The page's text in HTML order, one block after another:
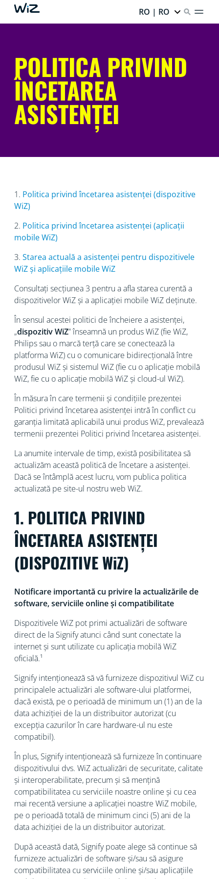
RO | RO
POLITICA PRIVIND
ÎNCETAREA
ASISTENȚEI
1. Politica privind încetarea asistenței (dispozitive
WiZ)
2. Politica privind încetarea asistenței (aplicații
mobile WiZ)
3. Starea actuală a asistenței pentru dispozitivele
WiZ și aplicațiile mobile WiZ
Consultați secțiunea 3 pentru a afla starea curentă a
dispozitivelor WiZ și a aplicației mobile WiZ deținute.
În sensul acestei politici de încheiere a asistenței,
„dispozitiv WiZ” înseamnă un produs WiZ (fie WiZ,
Philips sau o marcă terță care se conectează la
platforma WiZ) cu o comunicare bidirecțională între
produsul WiZ și sistemul WiZ (fie cu o aplicație mobilă
WiZ, fie cu o aplicație mobilă WiZ și cloud-ul WiZ).
În măsura în care termenii și condițiile prezentei
Politici privind încetarea asistenței intră în conflict cu
garanția limitată aplicabilă unui produs WiZ, prevalează
termenii prezentei Politici privind încetarea asistenței.
La anumite intervale de timp, există posibilitatea să
actualizăm această politică de încetare a asistenței.
Dacă se întâmplă acest lucru, vom publica politica
actualizată pe site-ul nostru web WiZ.
1. POLITICA PRIVIND
ÎNCETAREA ASISTENȚEI
(DISPOZITIVE WiZ)
Notificare importantă cu privire la actualizările de
software, serviciile online și compatibilitate
Dispozitivele WiZ pot primi actualizări de software
direct de la Signify atunci când sunt conectate la
internet și sunt utilizate cu aplicația mobilă WiZ
oficială.¹
Signify intenționează să vă furnizeze dispozitivul WiZ cu
principalele actualizări ale software-ului platformei,
dacă există, pe o perioadă de minimum un (1) an de la
data achiziției de la un distribuitor autorizat (cu
excepția cazurilor în care hardware-ul nu este
compatibil).
În plus, Signify intenționează să furnizeze în continuare
dispozitivului dvs. WiZ actualizări de securitate, calitate
și interoperabilitate, precum și să mențină
compatibilitatea cu serviciile noastre online și cu cea
mai recentă versiune a aplicației noastre WiZ mobile,
pe o perioadă totală de minimum cinci (5) ani de la
data achiziției de la un distribuitor autorizat.
După această dată, Signify poate alege să continue să
furnizeze actualizări de software și/sau să asigure
compatibilitatea cu serviciile online și/sau aplicațiile